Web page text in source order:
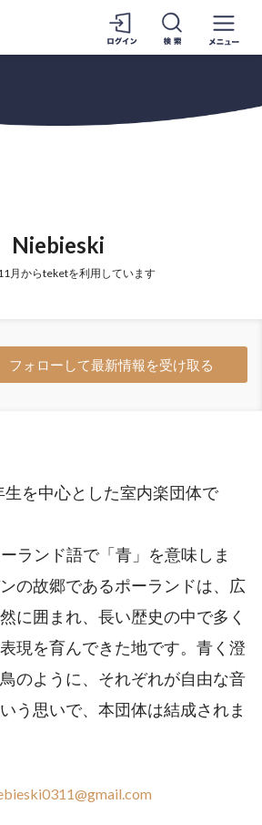
Niebieski
月からteketを利用しています
フォロワー
フォローして最新情報を受け取る
を中心とした室内楽団体で
ランド語で「青」を意味しま
の故郷であるポーランドは、広
に囲まれ、長い歴史の中で多く
現を育んできた地です。青く澄
のように、それぞれが自由な音
う思いで、本団体は結成されま